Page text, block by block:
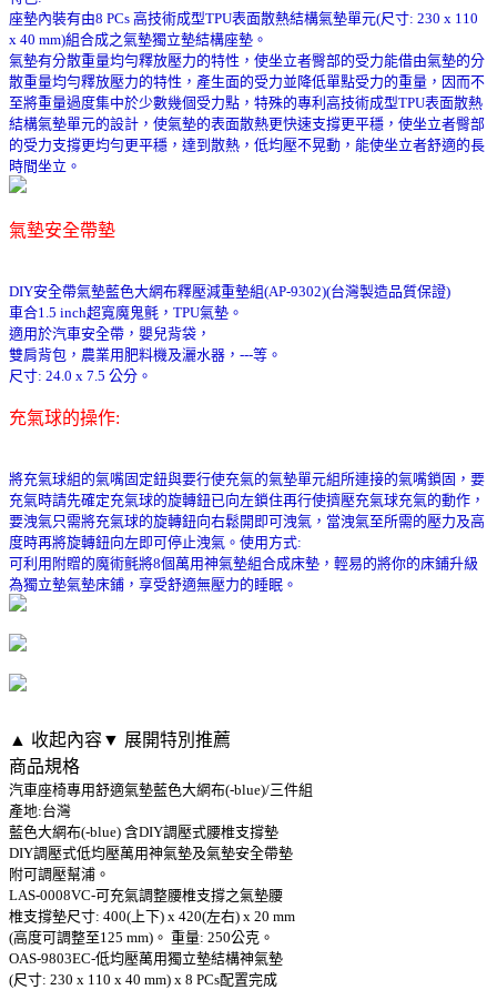
座墊內裝有由8 PCs 高技術成型TPU表面散熱結構氣墊單元(尺寸: 230 x 110
x 40 mm)組合成之氣墊獨立墊結構座墊。
氣墊有分散重量均勻釋放壓力的特性，使坐立者臀部的受力能借由氣墊的分
散重量均勻釋放壓力的特性，產生面的受力並降低單點受力的重量，因而不
至將重量過度集中於少數幾個受力點，特殊的專利高技術成型TPU表面散熱
結構氣墊單元的設計，使氣墊的表面散熱更快速支撐更平穩，使坐立者臀部
的受力支撐更均勻更平穩，達到散熱，低均壓不晃動，能使坐立者舒適的長
時間坐立。
氣墊安全帶墊
DIY安全帶氣墊藍色大網布釋壓減重墊組(AP-9302)(台灣製造品質保證)
車合1.5 inch超寬魔鬼氈，TPU氣墊。
適用於汽車安全帶，嬰兒背袋，
雙肩背包，農業用肥料機及灑水器，---等。
尺寸: 24.0 x 7.5 公分。
充氣球的操作:
將充氣球組的氣嘴固定鈕與要行使充氣的氣墊單元組所連接的氣嘴鎖固，要
充氣時請先確定充氣球的旋轉鈕已向左鎖住再行使擠壓充氣球充氣的動作，
要洩氣只需將充氣球的旋轉鈕向右鬆開即可洩氣，當洩氣至所需的壓力及高
度時再將旋轉鈕向左即可停止洩氣。使用方式:
可利用附贈的魔術氈將8個萬用神氣墊組合成床墊，輕易的將你的床鋪升級
為獨立墊氣墊床鋪，享受舒適無壓力的睡眠。
▲ 收起內容▼ 展開特別推薦
商品規格
汽車座椅專用舒適氣墊藍色大網布(-blue)/三件組
產地:台灣
藍色大網布(-blue) 含DIY調壓式腰椎支撐墊
DIY調壓式低均壓萬用神氣墊及氣墊安全帶墊
附可調壓幫浦。
LAS-0008VC-可充氣調整腰椎支撐之氣墊腰
椎支撐墊尺寸: 400(上下) x 420(左右) x 20 mm
(高度可調整至125 mm)。 重量: 250公克。
OAS-9803EC-低均壓萬用獨立墊結構神氣墊
(尺寸: 230 x 110 x 40 mm) x 8 PCs配置完成